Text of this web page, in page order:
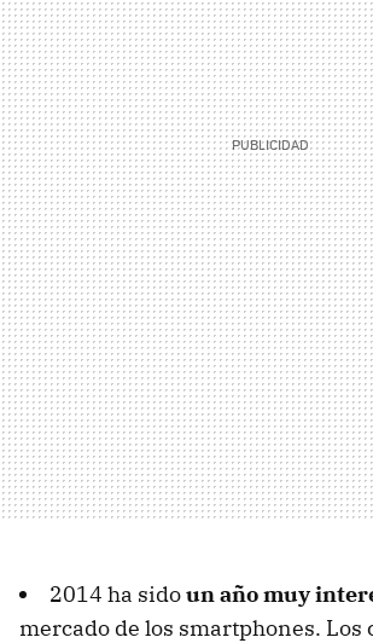
2014 ha sidoun año muy
mercado de los smartphones. Los